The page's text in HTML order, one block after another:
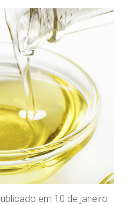
em 10 de janeiro